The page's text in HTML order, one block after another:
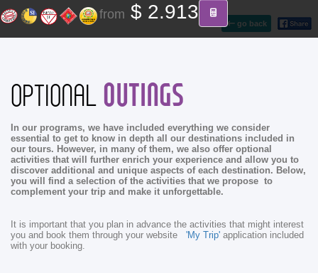
go back
from $ 2.913
OPTIONALOUTINGS
In our programs, we have included everything we consider
essential to get to know in depth all our destinations included in
our tours. However, in many of them, we also offer optional
activities that will further enrich your experience and allow you to
discover additional and unique aspects of each destination. Below,
you will find a selection of the activities that we propose to
complement your trip and make it unforgettable.
It is important that you plan in advance the activities that might interest
you and book them through your website 'My Trip' application included
with your booking.